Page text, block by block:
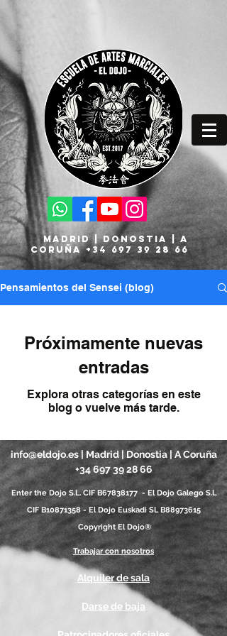
MADRID | DONOSTIA | A
CORUÑA+34 697 39 28 66
Pensamientos del Sensei (blog)
Próximamente nuevas
entradas
Explora otras categorías en este
blog o vuelve más tarde.
info@eldojo.es| Madrid | Donostia | A Coruña
+34 697 39 28 66
Enter the Dojo S.L. CIF B67838177 - El Dojo Galego S.L
CIF B10871358 - El Dojo Euskadi SL B88973615
Copyright El Dojo®
Trabajar con nosotros
Alquiler de sala
Darse de baja